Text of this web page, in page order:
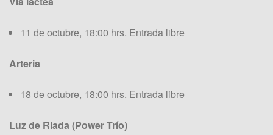
11 de octubre, 18:00 hrs. Entrada libre
Arteria
18 de octubre, 18:00 hrs. Entrada libre
Luz de Riada (Power Trío)